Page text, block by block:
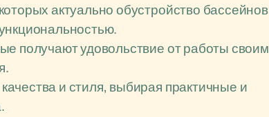
актуально обустройство
получают удовольствие от работы
и стиля, выбирая практичные и